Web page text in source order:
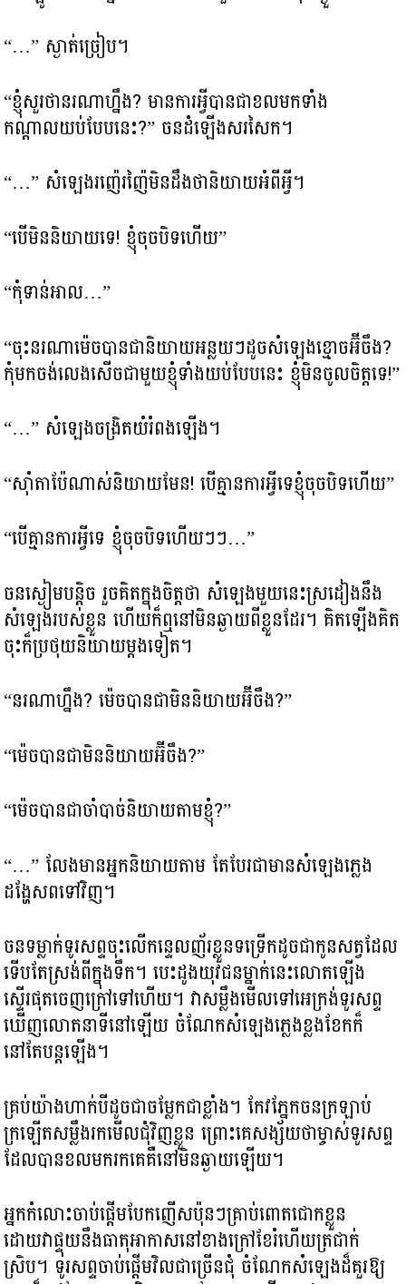
“…” ស្ងាត់ច្រៀប។
“ខ្ញុំសួរថានរណាហ្នឹង? មានការអ្វីបានជាខលមកទាំង
កណ្តាលយប់បែបនេះ?” ចនដំឡើងសរសៃក។
“…” សំឡេងរញ៉េរញ៉ៃមិនដឹងថានិយាយអំពីអ្វី។
“បើមិននិយាយទេ! ខ្ញុំចុចបិទហើយ”
“កុំទាន់អាល…”
“ចុះនរណាម៉េចបានជានិយាយអន្លយៗដូចសំឡេងខ្មោចអ៊ីចឹង?
កុំមកចង់លេងសើចជាមួយខ្ញុំទាំងយប់បែបនេះ ខ្ញុំមិនចូលចិត្តទេ!”
“…” សំឡេងចង្រិតយំរំពងឡើង។
“ស៊ាំតាប៉ែណាស់និយាយមែន! បើគ្មានការអ្វីទេខ្ញុំចុចបិទហើយ”
“បើគ្មានការអ្វីទេ ខ្ញុំចុចបិទហើយៗៗ…”
ចនស្ងៀមបន្តិច រួចគិតក្នុងចិត្តថា សំឡេងមួយនេះស្រដៀងនឹង
សំឡេងរបស់ខ្លួន ហើយក៏ឮនៅមិនឆ្ងាយពីខ្លួនដែរ។ គិតឡើងគិត
ចុះក៏ប្រថុយនិយាយម្តងទៀត។
“នរណាហ្នឹង? ម៉េចបានជាមិននិយាយអ៊ីចឹង?”
“ម៉េចបានជាមិននិយាយអ៊ីចឹង?”
“ម៉េចបានជាចាំបាច់និយាយតាមខ្ញុំ?”
“…” លែងមានអ្នកនិយាយតាម តែបែរជាមានសំឡេងភ្លេង
ដង្ហែសពទៅវិញ។
ចនទម្លាក់ទូរសព្ទចុះលើកន្ទេលញ័រខ្លួនទទ្រើកដូចជាកូនសត្វដែល
ទើបតែស្រង់ពីក្នុងទឹក។ បេះដូងយុវជនម្នាក់នេះលោតឡើង
ស្ទើរផុតចេញក្រៅទៅហើយ។ វាសម្លឹងមើលទៅអេក្រង់ទូរសព្ទ
ឃើញលោតនាទីនៅឡើយ ចំណែកសំឡេងភ្លេងខ្លងខែកក៏
នៅតែបន្តឡើង។
គ្រប់យ៉ាងហាក់បីដូចជាចម្លែកជាខ្លាំង។ កែវភ្នែកចនក្រឡាប់
ក្រឡើតសម្លឹងរកមើលជុំវិញខ្លួន ព្រោះគេសង្ស័យថាម្ចាស់ទូរសព្ទ
ដែលបានខលមករកគេគឺនៅមិនឆ្ងាយឡើយ។
អ្នកកំលោះចាប់ផ្តើមបែកញើសប៉ុនៗគ្រាប់ពោតជោកខ្លួន
ដោយវាផ្ទុយនឹងធាតុអាកាសនៅខាងក្រៅខែរំហើយត្រជាក់
ស្រិប។ ទូរសព្ទចាប់ផ្តើមវិលជាច្រើនជុំ ចំណែកសំឡេងដ៏គួរឱ្យ